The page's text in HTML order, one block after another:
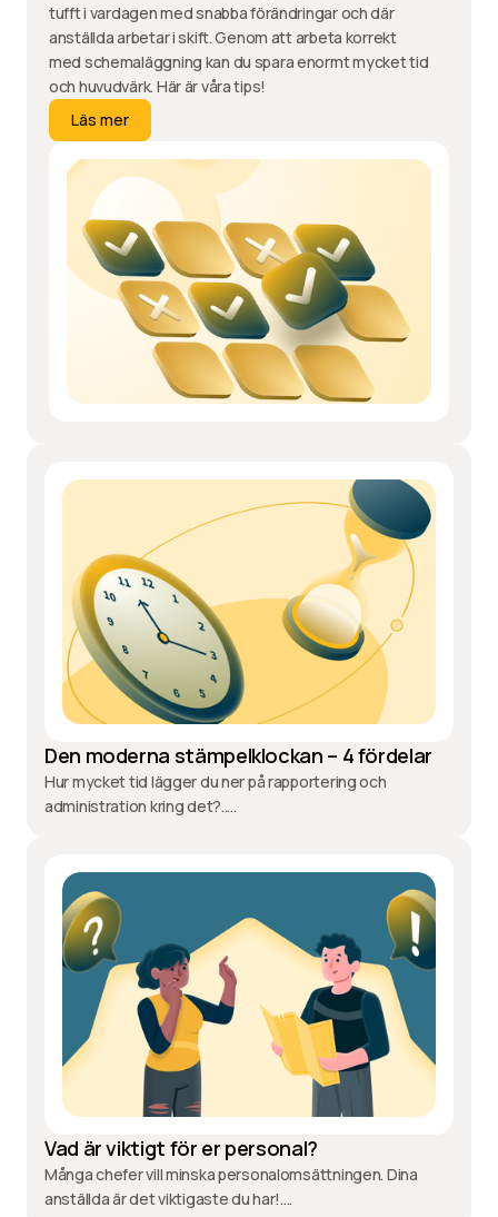
tufft i vardagen med snabba förändringar och där
anställda arbetar i skift. Genom att arbeta korrekt
med schemaläggning kan du spara enormt mycket tid
och huvudvärk. Här är våra tips!
Läs mer
Läs mer
Den moderna stämpelklockan – 4 fördelar
Hur mycket tid lägger du ner på rapportering och
administration kring det?.....
Vad är viktigt för er personal?
Många chefer vill minska personalomsättningen. Dina
anställda är det viktigaste du har!....